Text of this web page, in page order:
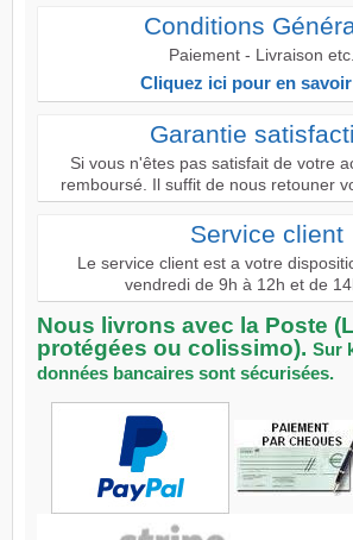
Conditions
Paiement - Livraison
Cliquez ici pour en
Garantie
Si vous n'êtes pas satisfait de votre
remboursé. Il suffit de nous retouner
Service client
Le service client est a votre
vendredi de 9h à 12h et de
Nous livrons avec la Poste
protégées ou colissimo). Sur
données bancaires sont sécurisées.